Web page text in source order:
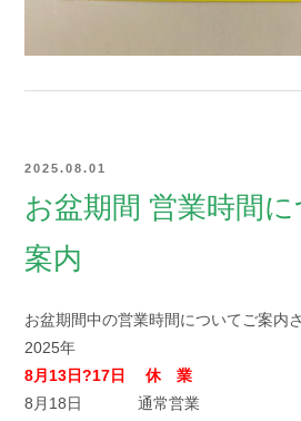
2025.08.01
お盆期間 営業時間
案内
お盆期間中の営業時間についてご案内
2025年
8月13日?17日 休 業
8月18日 通常営業